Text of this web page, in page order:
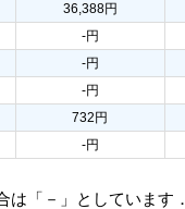
36,388円
-円
-円
-円
732円
-円
「－」としています．